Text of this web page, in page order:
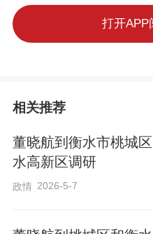
现场协调解决困难
部门和施工单位要
建设进度，确保各
发挥效益。要树牢
施工、高水平管理
事办实，让城市发
打开APP
相关推荐
董晓航到衡水市桃城
水高新区调研
政情 2026-5-7